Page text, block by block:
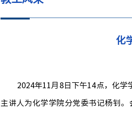
化
2024年11月8日下午14点，化学学
主讲人为化学学院分党委书记杨钊